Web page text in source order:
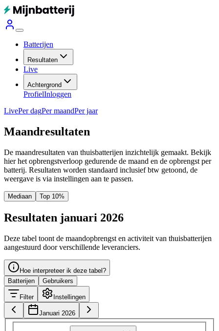
Batterijen
Resultaten
Live
Achtergrond
ProfielInloggen
LivePer dagPer maandPer jaar
Maandresultaten
De maandresultaten van thuisbatterijen inzichtelijk gemaakt. Bekijk
hier het opbrengstverloop gedurende de maand en de opbrengst per
batterij. Resultaten worden standaard inclusief btw getoond, de
weergave is via instellingen aan te passen.
Mediaan Top 10%
Resultaten januari 2026
Deze tabel toont de maandopbrengst en activiteit van thuisbatterijen
aangestuurd door verschillende leveranciers.
Hoe interpreteer ik deze tabel?
Batterijen
Gebruikers
Filter Instellingen
Januari 2026